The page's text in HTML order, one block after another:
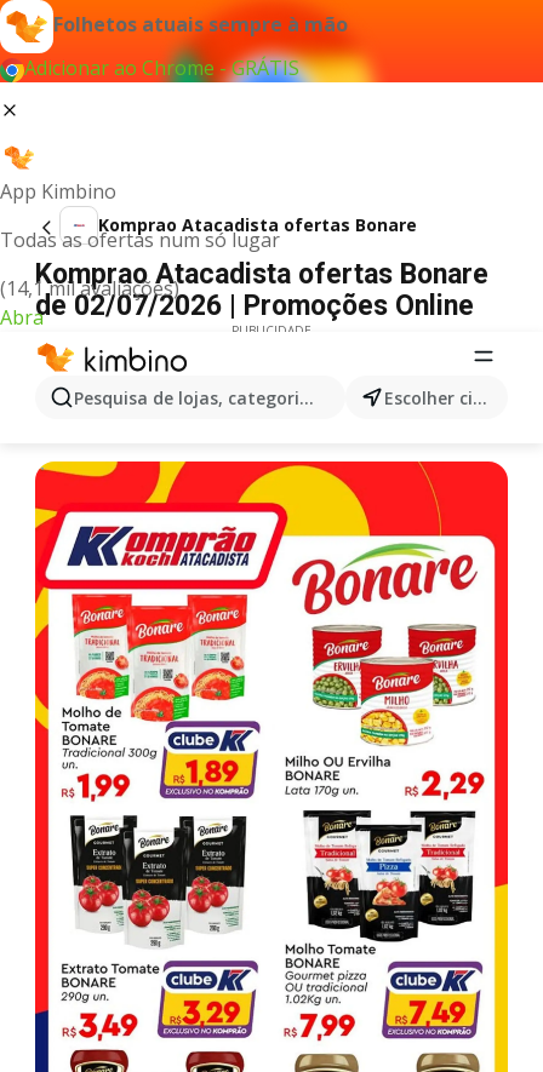
Folhetos atuais sempre à mão
Adicionar ao Chrome - GRÁTIS
App Kimbino
Todas as ofertas num só lugar
(14,1 mil avaliações)
Abra
Pesquisa de lojas, categorias,produtos... Escolher cidade
Komprao Atacadista ofertas Bonare
Komprao Atacadista ofertas Bonare
de 02/07/2026 | Promoções Online
PUBLICIDADE